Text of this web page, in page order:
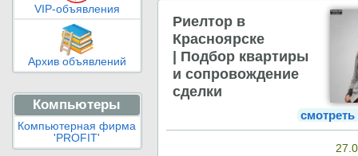
VIP-объявления
Архив объявлений
Компьютеры
Компьютерная фирма
'PROFIT'
Риелтор в
Красноярске
| Подбор квартиры
и сопровождение
сделки
смотреть